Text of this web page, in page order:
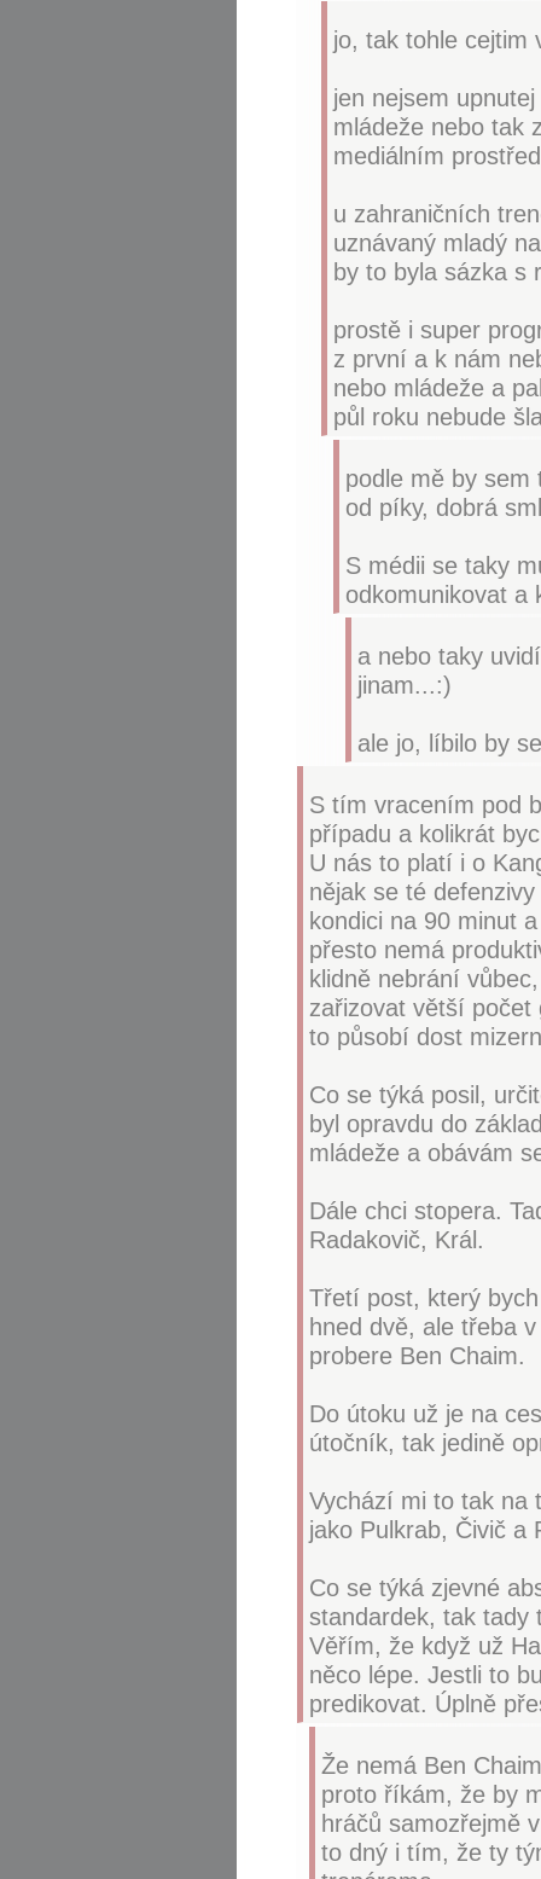
jo, tak tohle cejtim
jen nejsem
mládeže nebo tak
mediálním
u zahraničních
uznávaný mladý
by to byla sázka s
prostě i super
z první a k nám
nebo mládeže a
půl roku nebude
podle mě by sem
od píky, dobrá
S médii se taky
odkomunikovat a
a nebo taky
jinam...:)
ale jo, líbilo by
S tím vracením pod
případu a kolikrát
U nás to platí i o
nějak se té
kondici na 90 minut
přesto nemá
klidně nebrání
zařizovat větší
to působí dost
Co se týká posil,
byl opravdu do
mládeže a obávám
Dále chci stopera.
Radakovič, Král.
Třetí post, který
hned dvě, ale třeba
probere Ben Chaim.
Do útoku už je na
útočník, tak jedině
Vychází mi to tak na
jako Pulkrab, Čivič a
Co se týká zjevné
standardek, tak tady
Věřím, že když už
něco lépe. Jestli to
predikovat. Úplně
Že nemá Ben
proto říkám, že by
hráčů samozřejmě
to dný i tím, že ty